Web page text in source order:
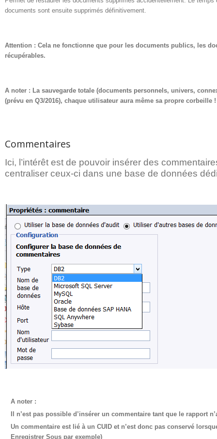
documents sont ensuite supprimés définitivement.
Attention : Cela ne fonctionne que pour les documents publics, les
récupérables.
A noter : La sauvegarde totale (documents personnels, univers,
(prévu en Q3/2016), chaque utilisateur aura même sa propre corbeille !
Commentaires
Ici, l’intérêt est de pouvoir insérer des
centraliser ceux-ci dans une base de données
A noter :
Il n’est pas possible d’insérer un commentaire tant que le rapport
Un commentaire est lié à un CUID et n’est donc pas conservé
Enregistrer Sous par exemple)